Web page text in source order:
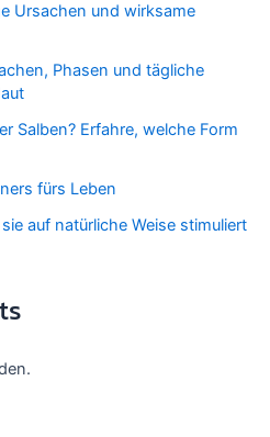
Ursachen und wirksame
Phasen und tägliche
Salben? Erfahre, welche Form
fürs Leben
auf natürliche Weise stimuliert